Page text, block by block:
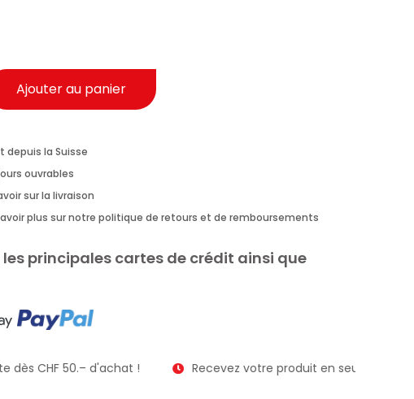
Ajouter au panier
depuis la Suisse
ouvrables
sur la livraison
plus sur notre politique de retours et de remboursements
principales cartes de crédit ainsi que
dès CHF 50.– d'achat ! Recevez votre produit en seulement 2